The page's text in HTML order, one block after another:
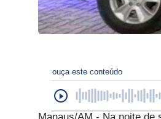
ouça este conteúdo